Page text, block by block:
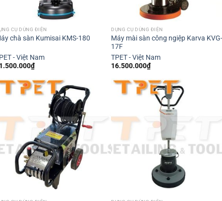
CỤ DÙNG ĐIỆN
chà sàn Kumisai KMS-180
- Việt Nam
₫
DỤNG CỤ DÙNG ĐIỆN
Máy mài sàn công ngiệp Karva KVG-
17F
TPET - Việt Nam
16.500.000₫